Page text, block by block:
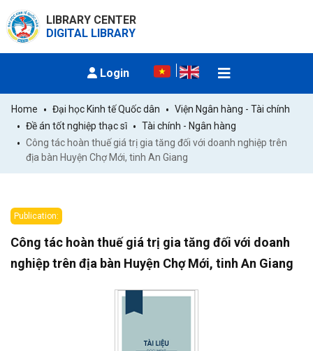
LIBRARY CENTER
DIGITAL LIBRARY
Login
Home Đại học Kinh tế Quốc dân
Viện Ngân hàng - Tài chính
Đề án tốt nghiệp thạc sĩ
Tài chính - Ngân hàng
Công tác hoàn thuế giá trị gia tăng đối với doanh nghiệp trên
địa bàn Huyện Chợ Mới, tinh An Giang
Publication:
Công tác hoàn thuế giá trị gia tăng đối với doanh
nghiệp trên địa bàn Huyện Chợ Mới, tinh An Giang